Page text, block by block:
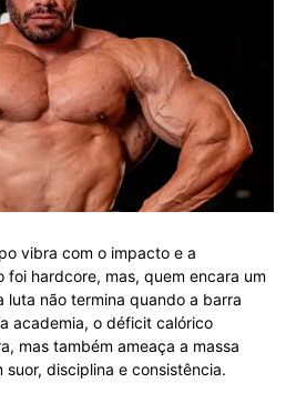
vibra com o impacto e a
foi hardcore, mas, quem encara um
luta não termina quando a barra
academia, o déficit calórico
mas também ameaça a massa
disciplina e consistência.